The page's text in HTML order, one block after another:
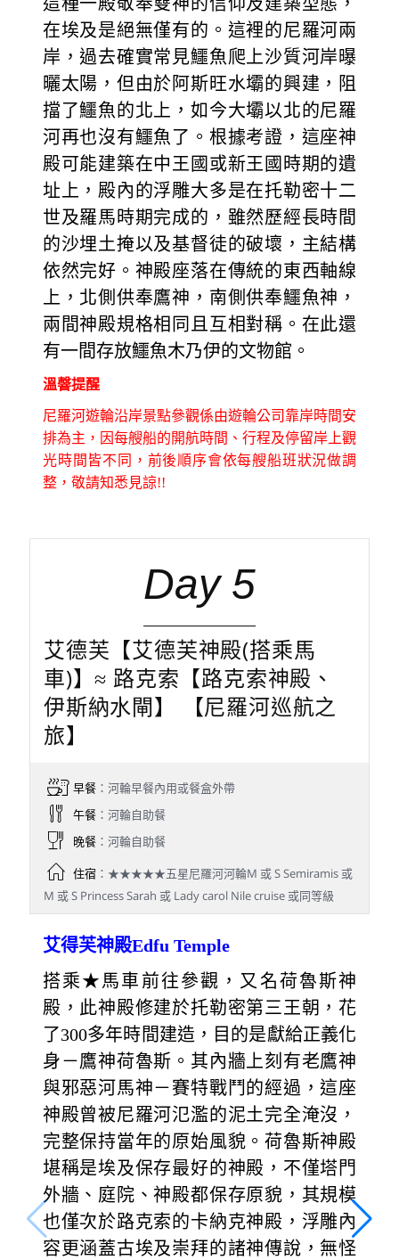
在埃及是絕無僅有的。這裡的尼羅河兩
岸，過去確實常見鱷魚爬上沙質河岸曝
曬太陽，但由於阿斯旺水壩的興建，阻
擋了鱷魚的北上，如今大壩以北的尼羅
河再也沒有鱷魚了。根據考證，這座神
殿可能建築在中王國或新王國時期的遺
址上，殿內的浮雕大多是在托勒密十二
世及羅馬時期完成的，雖然歷經長時間
的沙埋土掩以及基督徒的破壞，主結構
依然完好。神殿座落在傳統的東西軸線
上，北側供奉鷹神，南側供奉鱷魚神，
兩間神殿規格相同且互相對稱。在此還
有一間存放鱷魚木乃伊的文物館。
溫韾提醒
尼羅河遊輪沿岸景點參觀係由遊輪公司靠岸時間安
排為主，因每艘船的開航時間、行程及停留岸上觀
光時間皆不同，前後順序會依每艘船班狀況做調
整，敬請知悉見諒!!
Day 5
艾德芙【艾德芙神殿(搭乘馬
車)】≈ 路克索【路克索神殿、
伊斯納水閘】 【尼羅河巡航之
旅】
早餐：河輪早餐內用或餐盒外帶
午餐：河輪自助餐
晚餐：河輪自助餐
住宿：★★★★★五星尼羅河河輪M 或 S Semiramis 或
M 或 S Princess Sarah 或 Lady carol Nile cruise 或同等級
艾得芙神殿Edfu Temple
搭乘★馬車前往參觀，又名荷魯斯神
殿，此神殿修建於托勒密第三王朝，花
了300多年時間建造，目的是獻給正義化
身－鷹神荷魯斯。其內牆上刻有老鷹神
與邪惡河馬神－賽特戰鬥的經過，這座
神殿曾被尼羅河氾濫的泥土完全淹沒，
完整保持當年的原始風貌。荷魯斯神殿
堪稱是埃及保存最好的神殿，不僅塔門
外牆、庭院、神殿都保存原貌，其規模
也僅次於路克索的卡納克神殿，浮雕內
容更涵蓋古埃及崇拜的諸神傳說，無怪